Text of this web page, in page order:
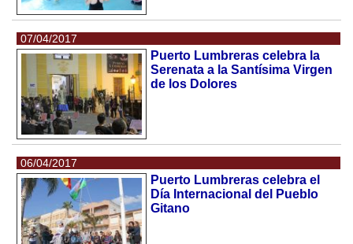
07/04/2017
Puerto Lumbreras celebra la
Serenata a la Santísima Virgen
de los Dolores
06/04/2017
Puerto Lumbreras celebra el
Día Internacional del Pueblo
Gitano